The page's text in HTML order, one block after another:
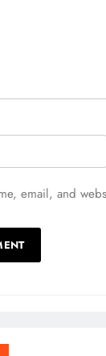
email, and